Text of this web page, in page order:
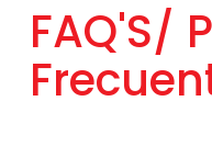
FAQ'S/